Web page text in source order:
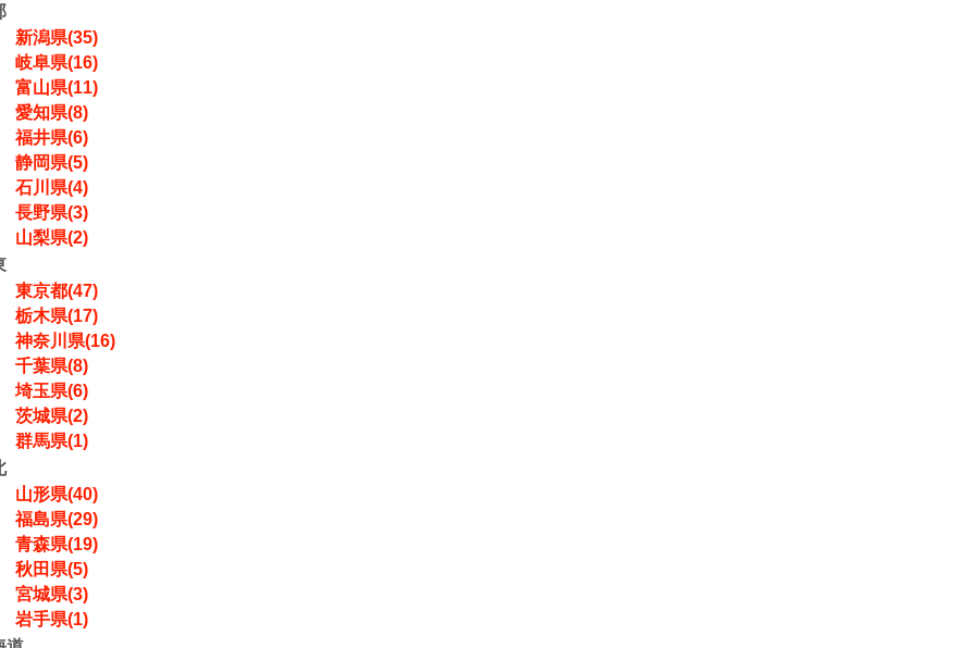
新潟県(35)
岐阜県(16)
富山県(11)
愛知県(8)
福井県(6)
静岡県(5)
石川県(4)
長野県(3)
山梨県(2)
東京都(47)
栃木県(17)
神奈川県(16)
千葉県(8)
埼玉県(6)
茨城県(2)
群馬県(1)
山形県(40)
福島県(29)
青森県(19)
秋田県(5)
宮城県(3)
岩手県(1)